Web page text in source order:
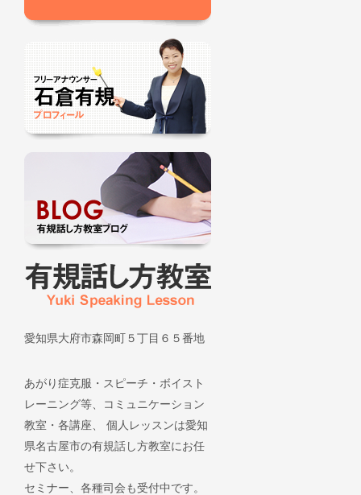
愛知県大府市森岡町５丁目６５番地
あがり症克服・スピーチ・ボイスト
レーニング等、コミュニケーション
教室・各講座、 個人レッスンは愛知
県名古屋市の有規話し方教室にお任
せ下さい。
セミナー、各種司会も受付中です。